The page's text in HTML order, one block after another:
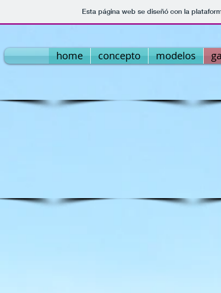
Esta página web se diseñó con la
home concepto modelos